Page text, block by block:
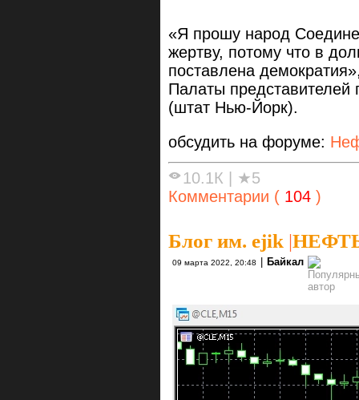
«Я прошу народ
жертву, потому что в
поставлена
Палаты
(штат Нью-Йорк).
обсудить на форуме:
10.1К
★5
Комментарии ( 104 )
Блог им. ejik |НЕФТЬ
09 марта 2022, 20:48 Байкал